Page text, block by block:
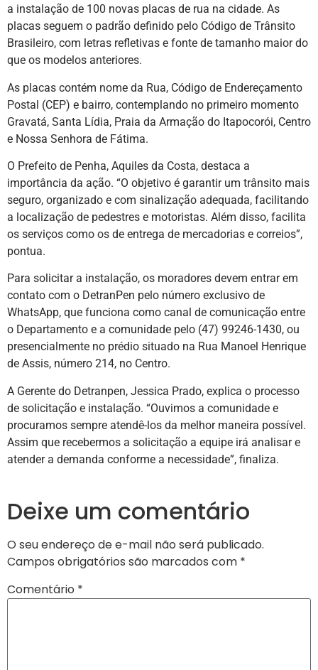
a instalação de 100 novas placas de rua na cidade. As
placas seguem o padrão definido pelo Código de Trânsito
Brasileiro, com letras refletivas e fonte de tamanho maior do
que os modelos anteriores.
As placas contém nome da Rua, Código de Endereçamento
Postal (CEP) e bairro, contemplando no primeiro momento
Gravatá, Santa Lídia, Praia da Armação do Itapocorói, Centro
e Nossa Senhora de Fátima.
O Prefeito de Penha, Aquiles da Costa, destaca a
importância da ação. “O objetivo é garantir um trânsito mais
seguro, organizado e com sinalização adequada, facilitando
a localização de pedestres e motoristas. Além disso, facilita
os serviços como os de entrega de mercadorias e correios”,
pontua.
Para solicitar a instalação, os moradores devem entrar em
contato com o DetranPen pelo número exclusivo de
WhatsApp, que funciona como canal de comunicação entre
o Departamento e a comunidade pelo (47) 99246-1430, ou
presencialmente no prédio situado na Rua Manoel Henrique
de Assis, número 214, no Centro.
A Gerente do Detranpen, Jessica Prado, explica o processo
de solicitação e instalação. “Ouvimos a comunidade e
procuramos sempre atendê-los da melhor maneira possível.
Assim que recebermos a solicitação a equipe irá analisar e
atender a demanda conforme a necessidade”, finaliza.
Deixe um comentário
O seu endereço de e-mail não será publicado.
Campos obrigatórios são marcados com *
Comentário *